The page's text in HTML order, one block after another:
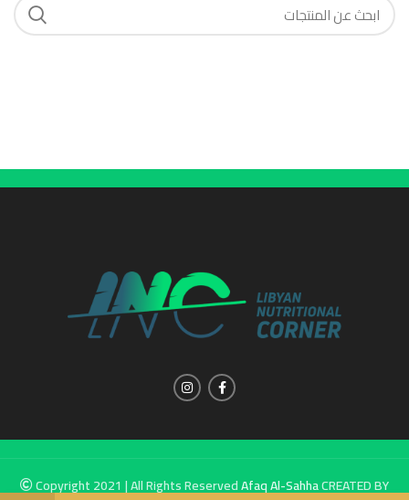
Copyright 2021 | All Rights ReservedAfaq Al-SahhaCREATED BY